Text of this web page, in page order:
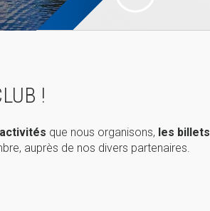
!
que nous organisons, les billets
auprès de nos divers partenaires.